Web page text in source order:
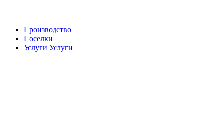
Производство
Поселки
Услуги Услуги